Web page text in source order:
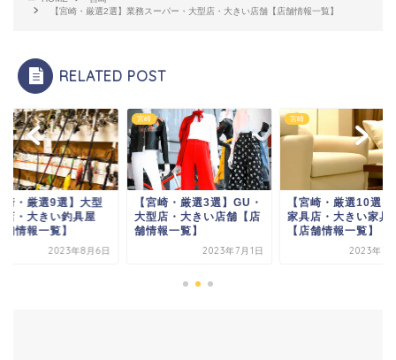
【宮崎・厳選2選】業務スーパー・大型店・大きい店舗【店舗情報一覧】
RELATED POST
崎・厳選3選】GU・
店・大きい店舗【店
報一覧】
2023年7月1日
宮崎
【宮崎・厳選10選】大型
家具店・大きい家具屋
【店舗情報一覧】
2023年7月21日
宮崎
【宮崎・厳選9選】
釣具店・大きい釣具
【店舗情報一覧】
2023年8